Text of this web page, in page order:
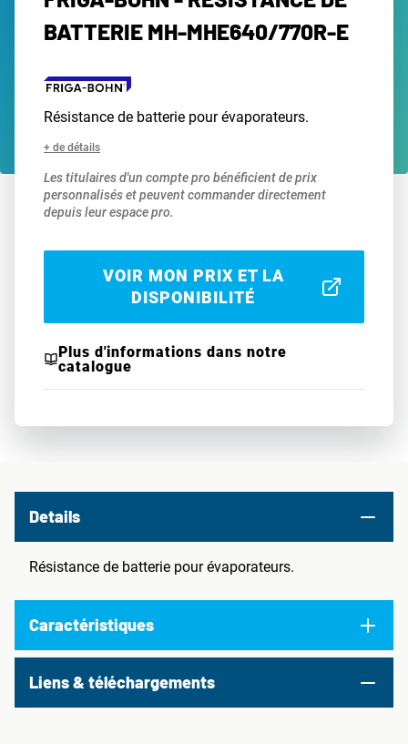
BATTERIE MH-MHE640/770R-E
Résistance de batterie pour évaporateurs.
+ de détails
Les titulaires d'un compte pro bénéficient de prix
personnalisés et peuvent commander directement
depuis leur espace pro.
VOIR MON PRIX ET LA
DISPONIBILITÉ
Plus d'informations dans notre
catalogue
Details
Résistance de batterie pour évaporateurs.
Caractéristiques
Liens & téléchargements